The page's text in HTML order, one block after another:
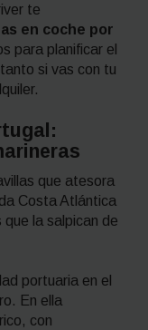
te
en coche por
para planificar el
si vas con tu
que atesora
Costa Atlántica
la salpican de
portuaria en el
En ella
con